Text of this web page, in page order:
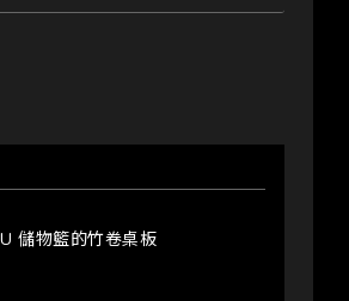
儲物籃的竹卷桌板